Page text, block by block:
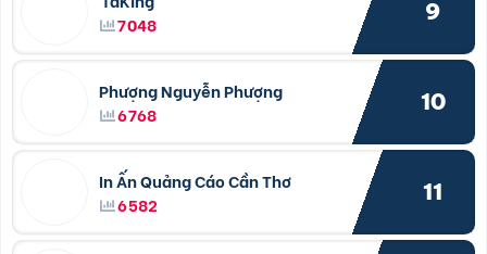
7048
9
Phượng Nguyễn Phượng
6768
10
In Ấn Quảng Cáo Cần Thơ
6582
11